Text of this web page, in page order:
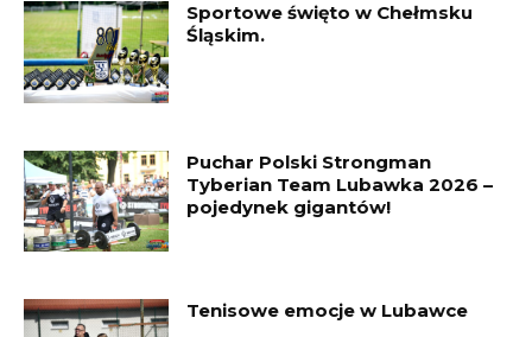
Sportowe święto w Chełmsku
Śląskim.
Puchar Polski Strongman
Tyberian Team Lubawka 2026 –
pojedynek gigantów!
Tenisowe emocje w Lubawce